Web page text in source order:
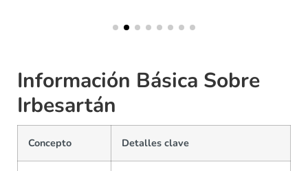
Información Básica Sobre
Irbesartán
Concepto Detalles clave